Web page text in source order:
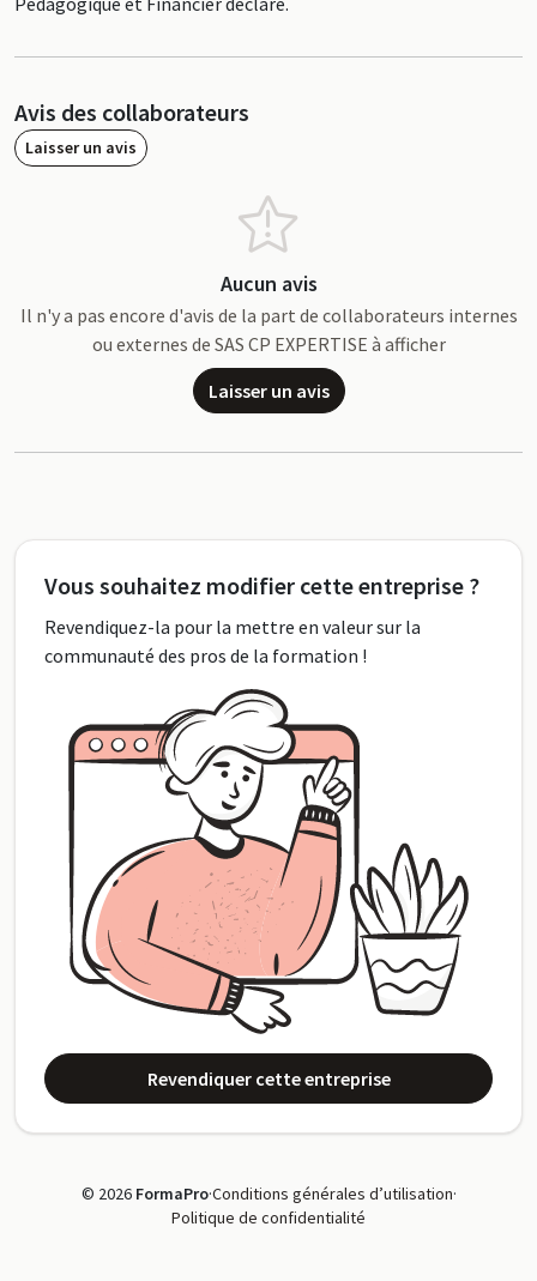
Avis des collaborateurs
Laisser un avis
Aucun avis
Il n'y a pas encore d'avis de la part de collaborateurs internes
ou externes de SAS CP EXPERTISE à afficher
Laisser un avis
Vous souhaitez modifier cette entreprise ?
Revendiquez-la pour la mettre en valeur sur la
communauté des pros de la formation !
Revendiquer cette entreprise
© 2026 FormaPro·Conditions générales d’utilisation·
Politique de confidentialité